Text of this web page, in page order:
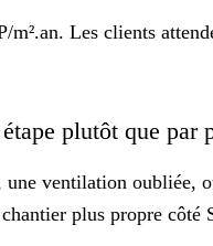
m².an. Les clients
plutôt que par
une ventilation
plus propre côté